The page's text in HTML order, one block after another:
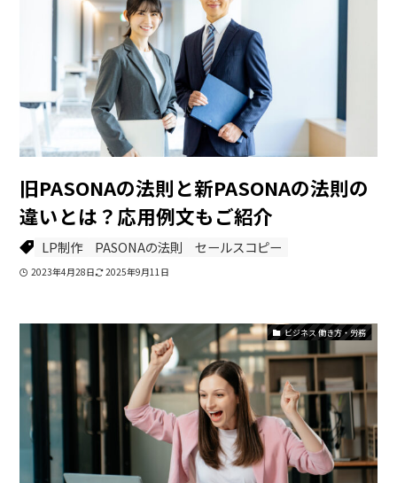
旧PASONAの法則と新PASONAの法則の
違いとは？応用例文もご紹介
LP制作 PASONAの法則 セールスコピー
2023年4月28日 2025年9月11日
ビジネス 働き方・労務